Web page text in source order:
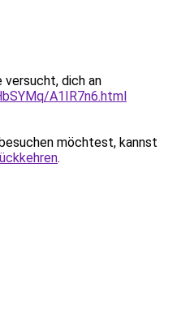
versucht, dich an
A1IR7n6.html
möchtest, kannst
.